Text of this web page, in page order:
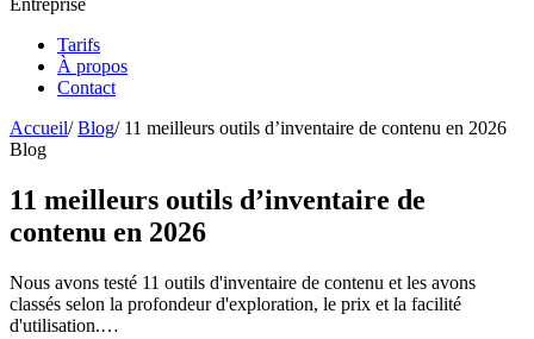
Entreprise
Tarifs
À propos
Contact
Accueil/ Blog/ 11 meilleurs outils d’inventaire de contenu en 2026
Blog
11 meilleurs outils d’inventaire de
contenu en 2026
Nous avons testé 11 outils d'inventaire de contenu et les avons
classés selon la profondeur d'exploration, le prix et la facilité
d'utilisation.…